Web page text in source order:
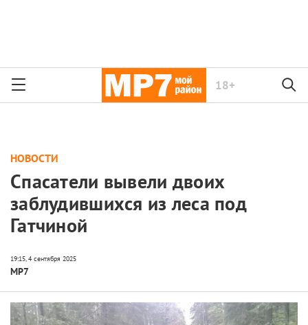
18+
НОВОСТИ
Спасатели вывели двоих
заблудившихся из леса под
Гатчиной
МР7